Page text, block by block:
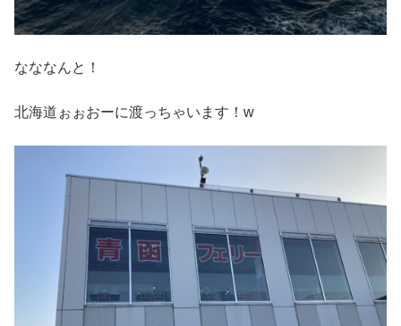
なななんと！
北海道ぉぉおーに渡っちゃいます！w